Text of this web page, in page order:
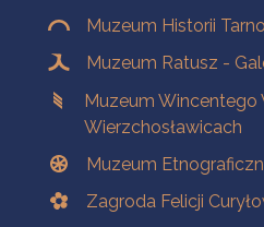
Muzeum Historii
Muzeum Ratusz -
Muzeum Wincentego
Wierzchosławicach
Muzeum
Zagroda Felicji